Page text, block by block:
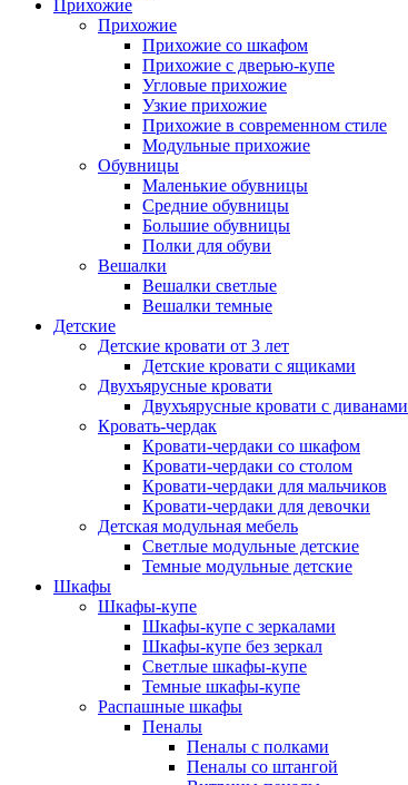
Прихожие
Прихожие
Прихожие со шкафом
Прихожие с дверью-купе
Угловые прихожие
Узкие прихожие
Прихожие в современном стиле
Модульные прихожие
Обувницы
Маленькие обувницы
Средние обувницы
Большие обувницы
Полки для обуви
Вешалки
Вешалки светлые
Вешалки темные
Детские
Детские кровати от 3 лет
Детские кровати с ящиками
Двухъярусные кровати
Двухъярусные кровати с диванами
Кровать-чердак
Кровати-чердаки со шкафом
Кровати-чердаки со столом
Кровати-чердаки для мальчиков
Кровати-чердаки для девочки
Детская модульная мебель
Светлые модульные детские
Темные модульные детские
Шкафы
Шкафы-купе
Шкафы-купе с зеркалами
Шкафы-купе без зеркал
Светлые шкафы-купе
Темные шкафы-купе
Распашные шкафы
Пеналы
Пеналы с полками
Пеналы со штангой